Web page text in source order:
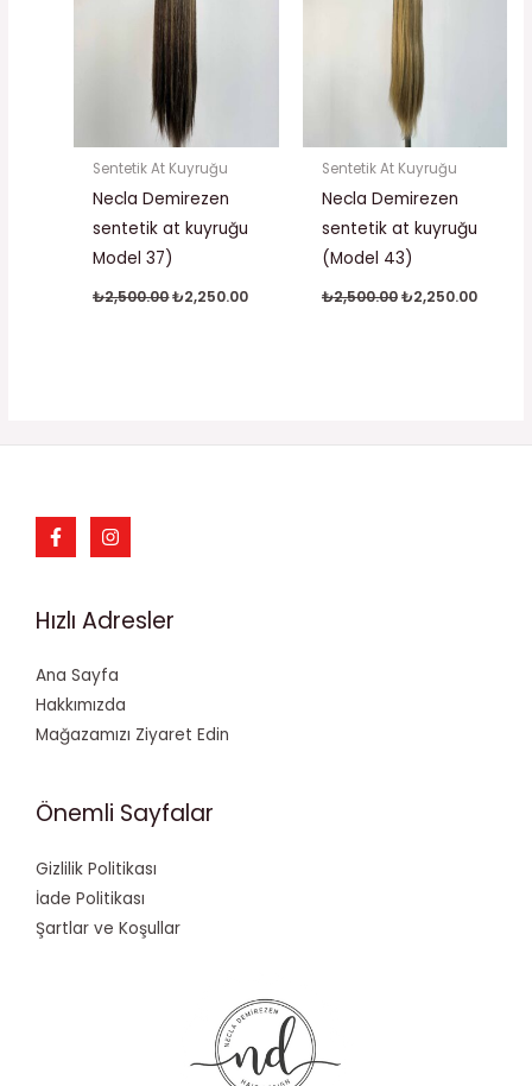
Sentetik At Kuyruğu
Necla Demirezen
sentetik at kuyruğu
Model 37)
₺2,500.00₺2,250.00
Sentetik At Kuyruğu
Necla Demirezen
sentetik at kuyruğu
(Model 43)
₺2,500.00₺2,250.00
Hızlı Adresler
Ana Sayfa
Hakkımızda
Mağazamızı Ziyaret Edin
Önemli Sayfalar
Gizlilik Politikası
İade Politikası
Şartlar ve Koşullar